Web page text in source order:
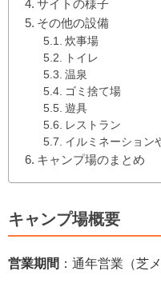
サイトの様子
その他の設備
炊事場
トイレ
温泉
ゴミ捨て場
遊具
レストラン
イルミネーション
キャンプ場のまとめ
キャンプ場概要
営業期間 ：通年営業（芝